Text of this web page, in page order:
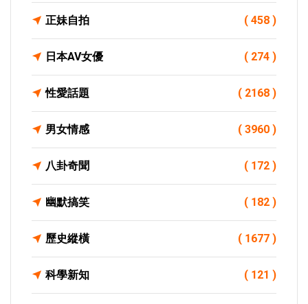
正妹自拍 ( 458 )
日本AV女優 ( 274 )
性愛話題 ( 2168 )
男女情感 ( 3960 )
八卦奇聞 ( 172 )
幽默搞笑 ( 182 )
歷史縱橫 ( 1677 )
科學新知 ( 121 )